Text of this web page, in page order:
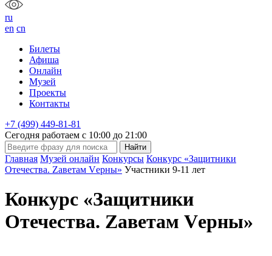
ru
en cn
Билеты
Афиша
Онлайн
Музей
Проекты
Контакты
+7 (499) 449-81-81
Сегодня работаем с 10:00 до 21:00
Главная Музей онлайн Конкурсы Конкурс «Защитники
Отечества. Zаветам Vерны» Участники 9-11 лет
Конкурс «Защитники
Отечества. Zаветам Vерны»